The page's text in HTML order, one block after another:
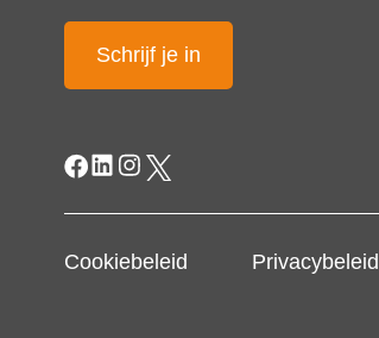
Schrijf je in
Cookiebeleid Privacybeleid